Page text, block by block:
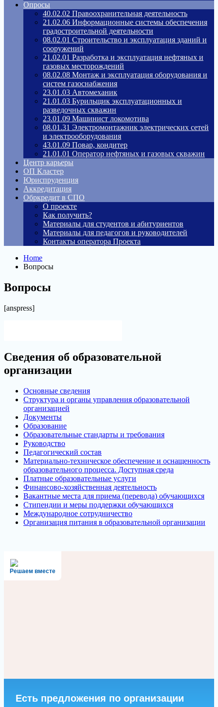
Опросы
40.02.02 Правоохранительная деятельность
21.02.06 Информационные системы обеспечения
градостроительной деятельности
08.02.01 Строительство и эксплуатация зданий и
сооружений
21.02.01 Разработка и эксплуатация нефтяных и
газовых месторождений
08.02.08 Монтаж и эксплуатация оборудования и
систем газоснабжения
23.01.03 Автомеханик
21.01.03 Бурильщик эксплуатационных и
разведочных скважин
23.01.09 Машинист локомотива
08.01.31 Электромонтажник электрических сетей
и электрооборудования
43.01.09 Повар, кондитер
21.01.01 Оператор нефтяных и газовых скважин
Центр карьеры
ОП Кластер
Юриспруденция
Аккредитация
Обркредит в СПО
О проекте
Как получить?
Материалы для студентов и абитуриентов
Материалы для педагогов и руководителей
Контакты оператора Проекта
Home
Вопросы
Вопросы
[anspress]
Сведения об образовательной
организации
Основные сведения
Структура и органы управления образовательной
организацией
Документы
Образование
Образовательные стандарты и требования
Руководство
Педагогический состав
Материально-техническое обеспечение и оснащенность
образовательного процесса. Доступная среда
Платные образовательные услуги
Финансово-хозяйственная деятельность
Вакантные места для приема (перевода) обучающихся
Стипендии и меры поддержки обучающихся
Международное сотрудничество
Организация питания в образовательной организации
Решаем вместе
Есть предложения по организации